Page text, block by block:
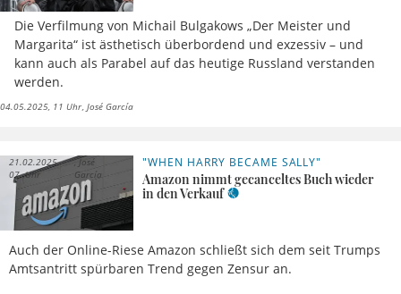
Die Verfilmung von Michail Bulgakows „Der Meister und
Margarita“ ist ästhetisch überbordend und exzessiv – und
kann auch als Parabel auf das heutige Russland verstanden
werden.
04.05.2025, 11 Uhr José García
"WHEN HARRY BECAME SALLY"
Amazon nimmt gecanceltes Buch wieder
in den Verkauf
Auch der Online-Riese Amazon schließt sich dem seit Trumps
Amtsantritt spürbaren Trend gegen Zensur an.
21.02.2025,
07 Uhr
José
García